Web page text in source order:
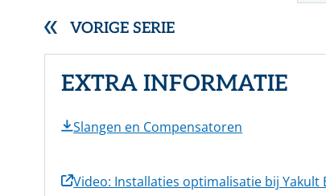
VORIGE SERIE
EXTRA INFORMATIE
Slangen en Compensatoren
Video: Installaties optimalisatie bij Yakult